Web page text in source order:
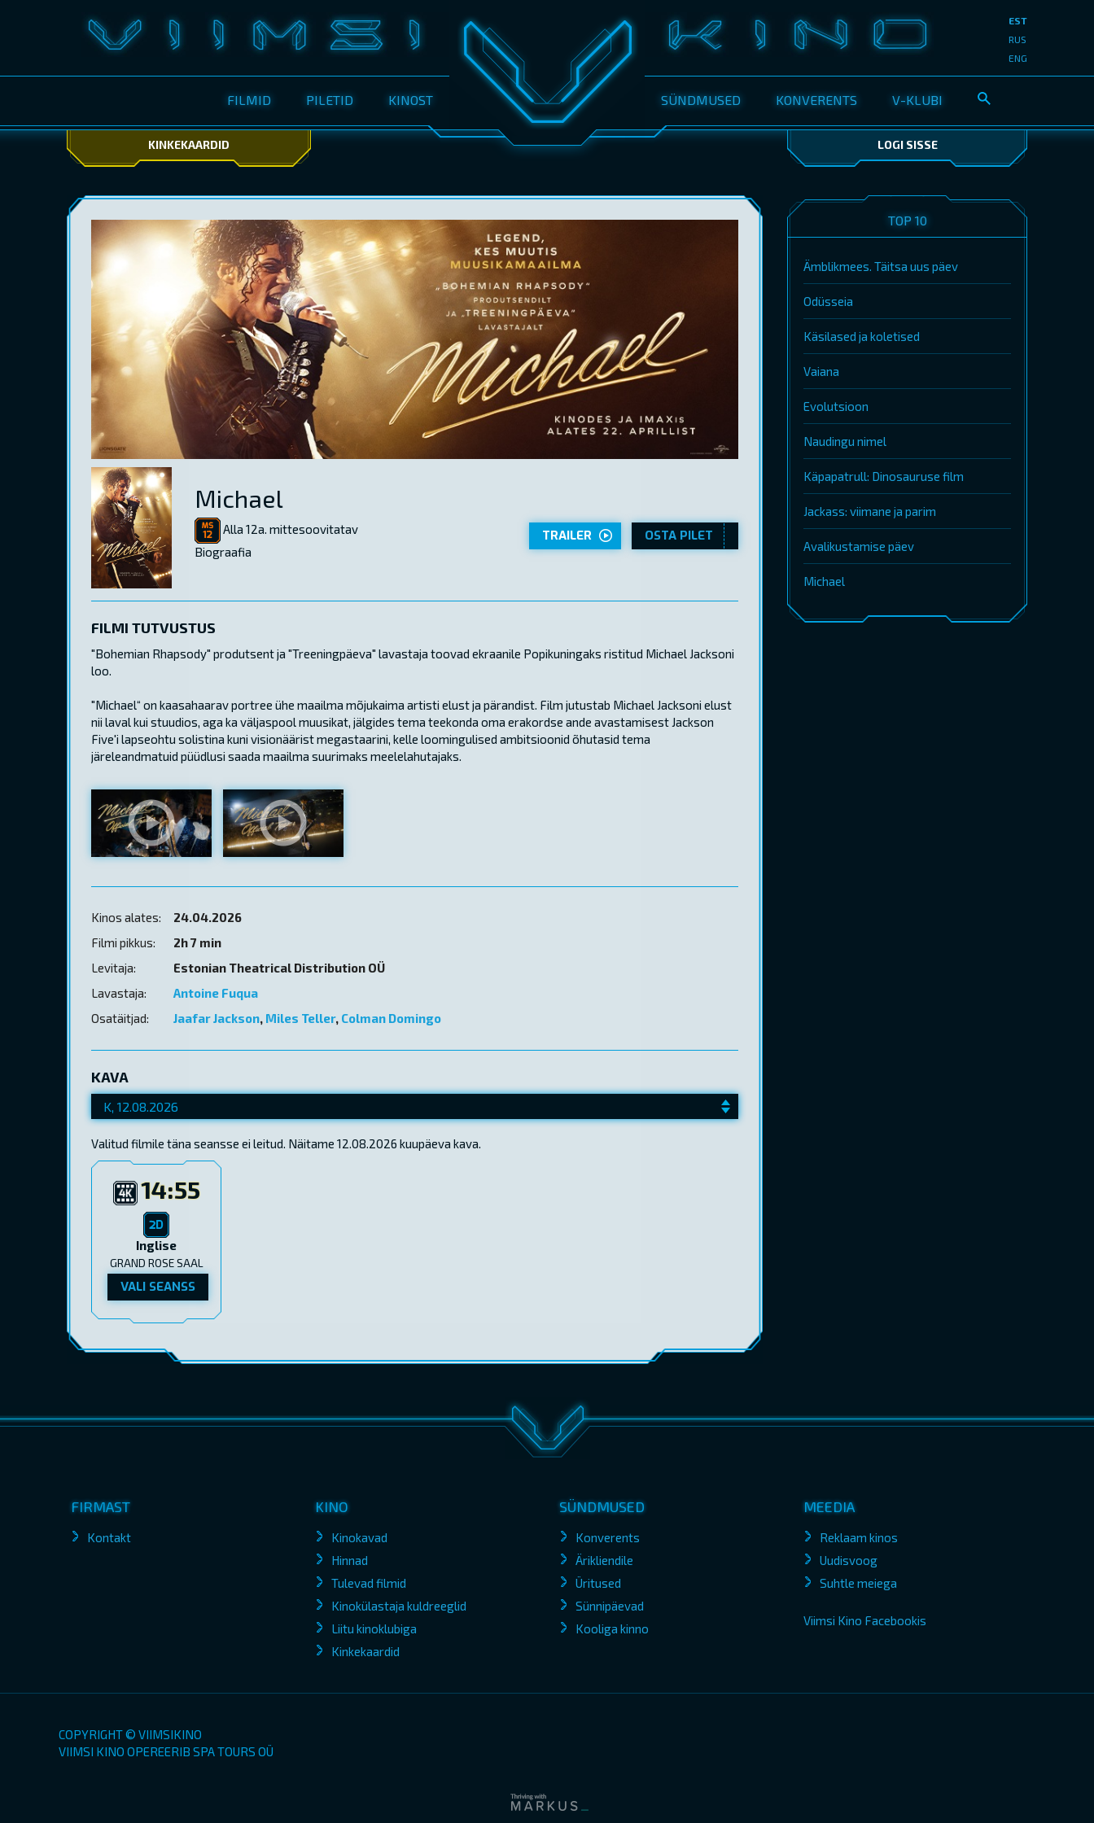
FILMID PILETID KINOST SÜNDMUSED KONVERENTS V-KLUBI
EST
RUS
ENG
KINKEKAARDID LOGI SISSE
Michael
Alla 12a. mittesoovitatav
Biograafia
TRAILER OSTA PILET
FILMI TUTVUSTUS
"Bohemian Rhapsody" produtsent ja "Treeningpäeva" lavastaja toovad ekraanile Popikuningaks ristitud Michael Jacksoni
loo.
"Michael“ on kaasahaarav portree ühe maailma mõjukaima artisti elust ja pärandist. Film jutustab Michael Jacksoni elust
nii laval kui stuudios, aga ka väljaspool muusikat, jälgides tema teekonda oma erakordse ande avastamisest Jackson
Five'i lapseohtu solistina kuni visionäärist megastaarini, kelle loomingulised ambitsioonid õhutasid tema
järeleandmatuid püüdlusi saada maailma suurimaks meelelahutajaks.
Kinos alates:
24.04.2026
Filmi pikkus:
2h 7 min
Levitaja:
Estonian Theatrical Distribution OÜ
Lavastaja:
Antoine Fuqua
Osatäitjad:
Jaafar Jackson, Miles Teller, Colman Domingo
KAVA
Valitud filmile täna seansse ei leitud. Näitame 12.08.2026 kuupäeva kava.
14:55
Inglise
GRAND ROSE SAAL
VALI SEANSS
TOP 10
Ämblikmees. Täitsa uus päev
Odüsseia
Käsilased ja koletised
Vaiana
Evolutsioon
Naudingu nimel
Käpapatrull: Dinosauruse film
Jackass: viimane ja parim
Avalikustamise päev
Michael
FIRMAST
Kontakt
KINO
Kinokavad
Hinnad
Tulevad filmid
Kinokülastaja kuldreeglid
Liitu kinoklubiga
Kinkekaardid
SÜNDMUSED
Konverents
Ärikliendile
Üritused
Sünnipäevad
Kooliga kinno
MEEDIA
Reklaam kinos
Uudisvoog
Suhtle meiega
Viimsi Kino Facebookis
COPYRIGHT © VIIMSIKINO
VIIMSI KINO OPEREERIB SPA TOURS OÜ